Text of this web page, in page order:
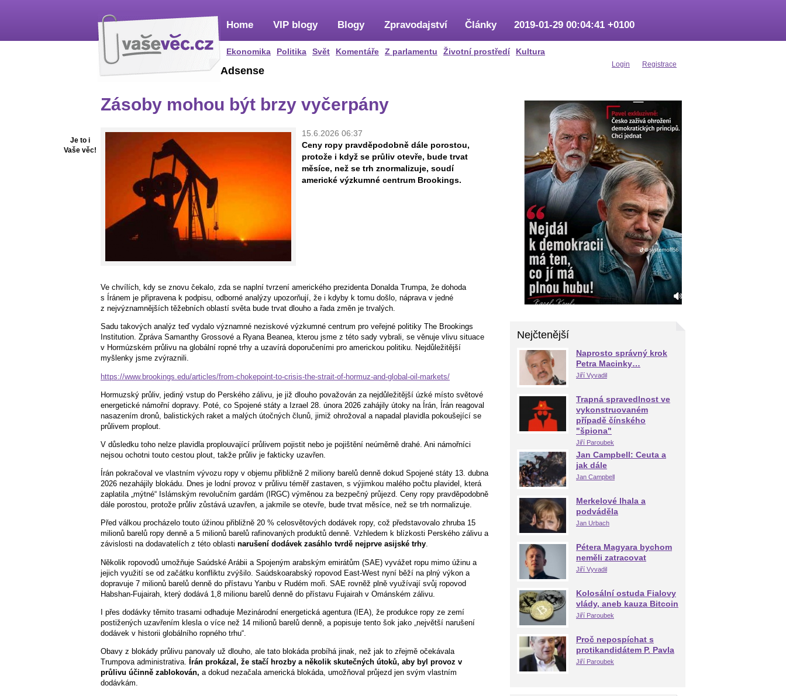
Home
Ekonomika Politika Svět Komentáře Z parlamentu Životní prostředí Kultura
VIP blogy Blogy Zpravodajství Články 2019-01-29 00:04:41 +0100
Login Registrace
Je to i
Vaše věc!
Adsense
Zásoby mohou být brzy vyčerpány
15.6.2026 06:37
Ceny ropy pravděpodobně dále porostou,
protože i když se průliv otevře, bude trvat
měsíce, než se trh znormalizuje, soudí
americké výzkumné centrum Brookings.
Ve chvílích, kdy se znovu čekalo, zda se naplní tvrzení amerického prezidenta Donalda Trumpa, že dohoda
s Íránem je připravena k podpisu, odborné analýzy upozorňují, že i kdyby k tomu došlo, náprava v jedné
z nejvýznamnějších těžebních oblastí světa bude trvat dlouho a řada změn je trvalých.
Sadu takových analýz teď vydalo významné neziskové výzkumné centrum pro veřejné politiky The Brookings
Institution. Zpráva Samanthy Grossové a Ryana Beanea, kterou jsme z této sady vybrali, se věnuje vlivu situace
v Hormúzském průlivu na globální ropné trhy a uzavírá doporučeními pro americkou politiku. Nejdůležitější
myšlenky jsme zvýraznili.
https://www.brookings.edu/articles/from-chokepoint-to-crisis-the-strait-of-hormuz-and-global-oil-markets/
Hormuzský průliv, jediný vstup do Perského zálivu, je již dlouho považován za nejdůležitější úzké místo světové
energetické námořní dopravy. Poté, co Spojené státy a Izrael 28. února 2026 zahájily útoky na Írán, Írán reagoval
nasazením dronů, balistických raket a malých útočných člunů, jimiž ohrožoval a napadal plavidla pokoušející se
průlivem proplout.
V důsledku toho nelze plavidla proplouvající průlivem pojistit nebo je pojištění neúměrně drahé. Ani námořníci
nejsou ochotni touto cestou plout, takže průliv je fakticky uzavřen.
Írán pokračoval ve vlastním vývozu ropy v objemu přibližně 2 miliony barelů denně dokud Spojené státy 13. dubna
2026 nezahájily blokádu. Dnes je lodní provoz v průlivu téměř zastaven, s výjimkou malého počtu plavidel, která
zaplatila „mýtné“ Islámským revolučním gardám (IRGC) výměnou za bezpečný průjezd. Ceny ropy pravděpodobně
dále porostou, protože průliv zůstává uzavřen, a jakmile se otevře, bude trvat měsíce, než se trh normalizuje.
Před válkou procházelo touto úžinou přibližně 20 % celosvětových dodávek ropy, což představovalo zhruba 15
milionů barelů ropy denně a 5 milionů barelů rafinovaných produktů denně. Vzhledem k blízkosti Perského zálivu a
závislosti na dodavatelích z této oblasti narušení dodávek zasáhlo tvrdě nejprve asijské trhy.
Několik ropovodů umožňuje Saúdské Arábii a Spojeným arabským emirátům (SAE) vyvážet ropu mimo úžinu a
jejich využití se od začátku konfliktu zvýšilo. Saúdskoarabský ropovod East-West nyní běží na plný výkon a
dopravuje 7 milionů barelů denně do přístavu Yanbu v Rudém moři. SAE rovněž plně využívají svůj ropovod
Habshan-Fujairah, který dodává 1,8 milionu barelů denně do přístavu Fujairah v Ománském zálivu.
I přes dodávky těmito trasami odhaduje Mezinárodní energetická agentura (IEA), že produkce ropy ze zemí
postižených uzavřením klesla o více než 14 milionů barelů denně, a popisuje tento šok jako „největší narušení
dodávek v historii globálního ropného trhu“.
Obavy z blokády průlivu panovaly už dlouho, ale tato blokáda probíhá jinak, než jak to zřejmě očekávala
Trumpova administrativa.
Írán prokázal, že stačí hrozby a několik skutečných útoků, aby byl provoz v
průlivu účinně zablokován, a dokud nezačala americká blokáda, umožňoval průjezd jen svým vlastním
dodávkám.
Nejčtenější
Naprosto správný krok
Petra Macinky…
Jiří Vyvadil
Trapná spravedlnost ve
vykonstruovaném
případě čínského
"špiona"
Jiří Paroubek
Jan Campbell: Ceuta a
jak dále
Jan Campbell
Merkelové lhala a
podváděla
Jan Urbach
Pétera Magyara bychom
neměli zatracovat
Jiří Vyvadil
Kolosální ostuda Fialovy
vlády, aneb kauza Bitcoin
Jiří Paroubek
Proč nepospíchat s
protikandidátem P. Pavla
Jiří Paroubek